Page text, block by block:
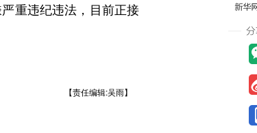
重违纪违法，目前正接
【责任编辑:吴雨】